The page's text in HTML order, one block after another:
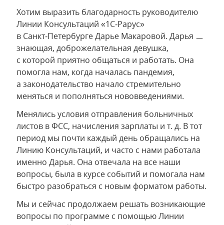
Хотим выразить благодарность руководителю
Линии Консультаций «1С‑Рарус»
в Санкт‑Петербурге Дарье Макаровой. Дарья ㅡ
знающая, доброжелательная девушка,
с которой приятно общаться и работать. Она
помогла нам, когда началась пандемия,
а законодательство начало стремительно
меняться и пополняться нововведениями.
Менялись условия отправления больничных
листов в ФСС, начисления зарплаты и т. д. В тот
период мы почти каждый день обращались на
Линию Консультаций, и часто с нами работала
именно Дарья. Она отвечала на все наши
вопросы, была в курсе событий и помогала нам
быстро разобраться с новым форматом работы.
Мы и сейчас продолжаем решать возникающие
вопросы по программе с помощью Линии